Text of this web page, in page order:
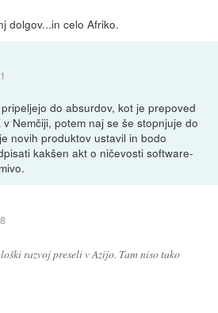
dolgov...in celo Afriko.
do absurdov, kot je prepoved
Nemčiji, potem naj se še stopnjuje do
novih produktov ustavil in bodo
kakšen akt o ničevosti software-
razvoj preseli v Azijo. Tam niso tako